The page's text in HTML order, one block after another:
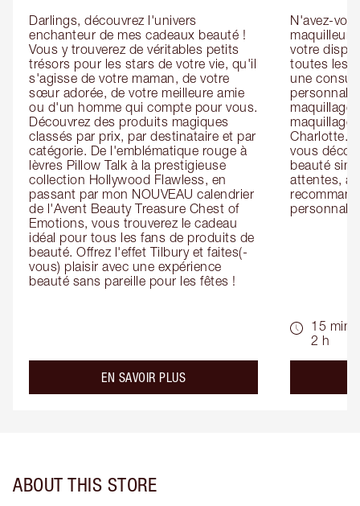
Darlings, découvrez l'univers
enchanteur de mes cadeaux beauté !
Vous y trouverez de véritables petits
trésors pour les stars de votre vie, qu'il
s'agisse de votre maman, de votre
sœur adorée, de votre meilleure amie
ou d'un homme qui compte pour vous.
Découvrez des produits magiques
classés par prix, par destinataire et par
catégorie. De l'emblématique rouge à
lèvres Pillow Talk à la prestigieuse
collection Hollywood Flawless, en
passant par mon NOUVEAU calendrier
de l'Avent Beauty Treasure Chest of
Emotions, vous trouverez le cadeau
idéal pour tous les fans de produits de
beauté. Offrez l'effet Tilbury et faites(-
vous) plaisir avec une expérience
beauté sans pareille pour les fêtes !
EN SAVOIR PLUSabout the
N'avez-
maquilleur
votre
toutes les
une
maquillage
maquillage
Charlotte.
vous
beauté
attentes,
15 min -
2 h
ABOUT THIS STORE